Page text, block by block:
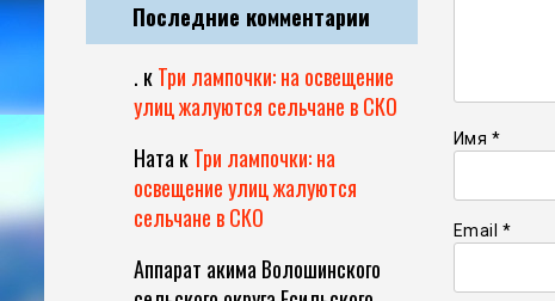
Имя *
Email *
Последние комментарии
. кТри лампочки: на освещение
улиц жалуются сельчане в СКО
Ната кТри лампочки: на
освещение улиц жалуются
сельчане в СКО
Аппарат акима Волошинского